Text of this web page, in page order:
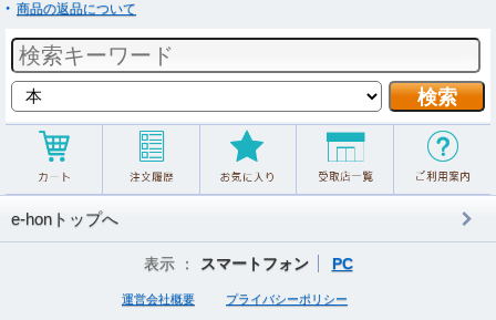
商品の返品について
e-honトップへ
表示 ： スマートフォン PC
運営会社概要 プライバシーポリシー